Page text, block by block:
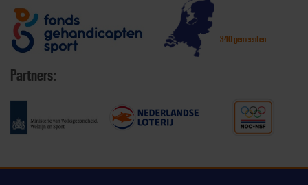
340 gemeenten
Partners: